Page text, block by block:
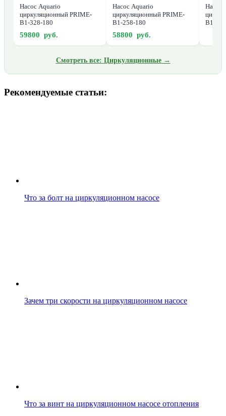
Насос Aquario
циркуляционный PRIME-
B1-328-180
59800 руб.
Насос Aquario
циркуляционный PRIME-
B1-258-180
58800 руб.
Насос
B1-
Смотреть все: Циркуляционные →
Рекомендуемые статьи:
Что за болт на циркуляционном насосе
Зачем три скорости на циркуляционном насосе
Что за винт на циркуляционном насосе отопления